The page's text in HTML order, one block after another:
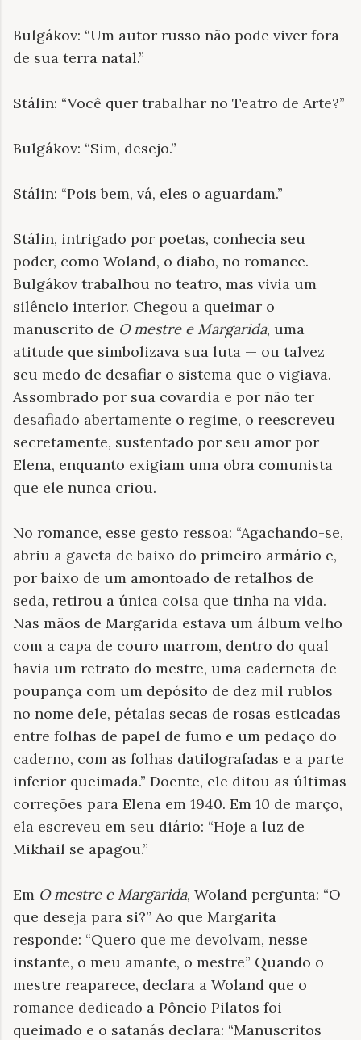
Bulgákov: “Um autor russo não pode viver fora
de sua terra natal.”
Stálin: “Você quer trabalhar no Teatro de Arte?”
Bulgákov: “Sim, desejo.”
Stálin: “Pois bem, vá, eles o aguardam.”
Stálin, intrigado por poetas, conhecia seu
poder, como Woland, o diabo, no romance.
Bulgákov trabalhou no teatro, mas vivia um
silêncio interior. Chegou a queimar o
manuscrito de O mestre e Margarida, uma
atitude que simbolizava sua luta — ou talvez
seu medo de desafiar o sistema que o vigiava.
Assombrado por sua covardia e por não ter
desafiado abertamente o regime, o reescreveu
secretamente, sustentado por seu amor por
Elena, enquanto exigiam uma obra comunista
que ele nunca criou.
No romance, esse gesto ressoa: “Agachando-se,
abriu a gaveta de baixo do primeiro armário e,
por baixo de um amontoado de retalhos de
seda, retirou a única coisa que tinha na vida.
Nas mãos de Margarida estava um álbum velho
com a capa de couro marrom, dentro do qual
havia um retrato do mestre, uma caderneta de
poupança com um depósito de dez mil rublos
no nome dele, pétalas secas de rosas esticadas
entre folhas de papel de fumo e um pedaço do
caderno, com as folhas datilografadas e a parte
inferior queimada.” Doente, ele ditou as últimas
correções para Elena em 1940. Em 10 de março,
ela escreveu em seu diário: “Hoje a luz de
Mikhail se apagou.”
Em O mestre e Margarida, Woland pergunta: “O
que deseja para si?” Ao que Margarita
responde: “Quero que me devolvam, nesse
instante, o meu amante, o mestre” Quando o
mestre reaparece, declara a Woland que o
romance dedicado a Pôncio Pilatos foi
queimado e o satanás declara: “Manuscritos